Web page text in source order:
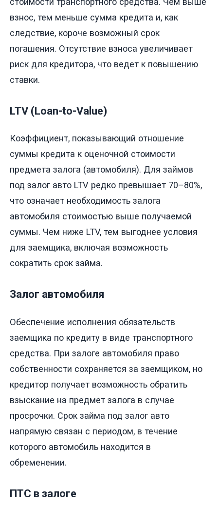
взнос, тем меньше сумма кредита и, как
следствие, короче возможный срок
погашения. Отсутствие взноса увеличивает
риск для кредитора, что ведет к повышению
ставки.
LTV (Loan-to-Value)
Коэффициент, показывающий отношение
суммы кредита к оценочной стоимости
предмета залога (автомобиля). Для займов
под залог авто LTV редко превышает 70–80%,
что означает необходимость залога
автомобиля стоимостью выше получаемой
суммы. Чем ниже LTV, тем выгоднее условия
для заемщика, включая возможность
сократить срок займа.
Залог автомобиля
Обеспечение исполнения обязательств
заемщика по кредиту в виде транспортного
средства. При залоге автомобиля право
собственности сохраняется за заемщиком, но
кредитор получает возможность обратить
взыскание на предмет залога в случае
просрочки. Срок займа под залог авто
напрямую связан с периодом, в течение
которого автомобиль находится в
обременении.
ПТС в залоге